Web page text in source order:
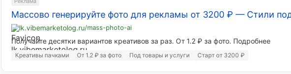
Массово генерируйте фото для рекламы от 3200 ₽ — Стили
lk.vibemarketolog.ru/mass-photo-ai
Получайте десятки вариантов креативов за раз. От 1.2 ₽ за фото. Подробнее
Креативы пачками От 1.2 ₽ за фото Под товары и услуги Старт от 3200 ₽